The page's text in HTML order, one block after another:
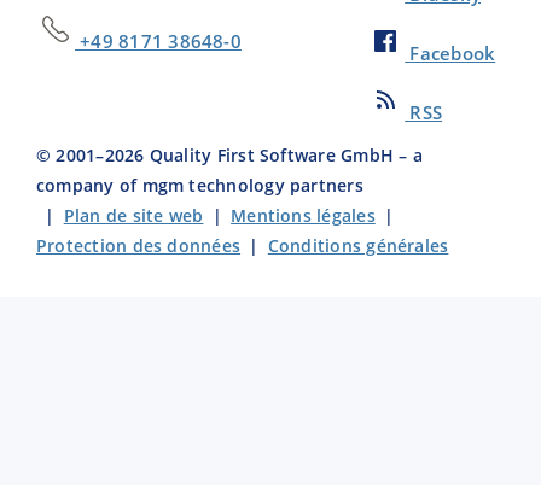
+49 8171 38648-0
Facebook
RSS
© 2001–2026 Quality First Software GmbH – a
company of mgm technology partners
| Plan de site web | Mentions légales|
Protection des données | Conditions générales